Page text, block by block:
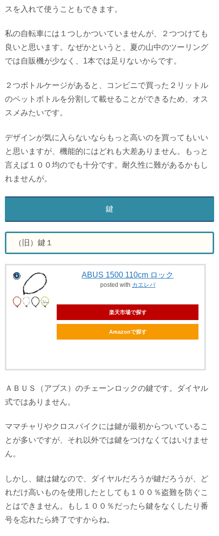
スを入れて使うこともできます。
私の自転車には１つしかついていませんが、２つつけても
良いと思います。なぜかというと、夏の山中のツーリング
では自販機が少なく、1本では足りないからです。
２つボトルケージがあると、コンビニで買った２リットル
のペットボトルを分割して載せることができるため、オス
スメみたいです。
デザインが気に入らないならもっと高いのを買ってもいい
と思いますが、機能的にはどれも大差ありません。もっと
言えば１００均のでも十分です。耐久性に難があるかもし
れませんが。
鍵
（旧）鍵１
ABUS 1500 110cm ロック
posted with カエレバ
楽天市場で探す
Amazonで探す
ＡＢＵＳ（アブス）のチェーンロックの鍵です。ダイヤル
式ではありません。
ママチャリやクロスバイクには鍵が最初からついているこ
とが多いですが、それ以外では鍵をつけなくてはいけませ
ん。
しかし、鍵は鍵なので、ダイヤルだろうが鍵だろうが、ど
れだけ高いものを使用したとしても１００％盗難を防ぐこ
とはできません。もし１００％だったら鍵をなくしたり番
号を忘れたら終了ですからね。